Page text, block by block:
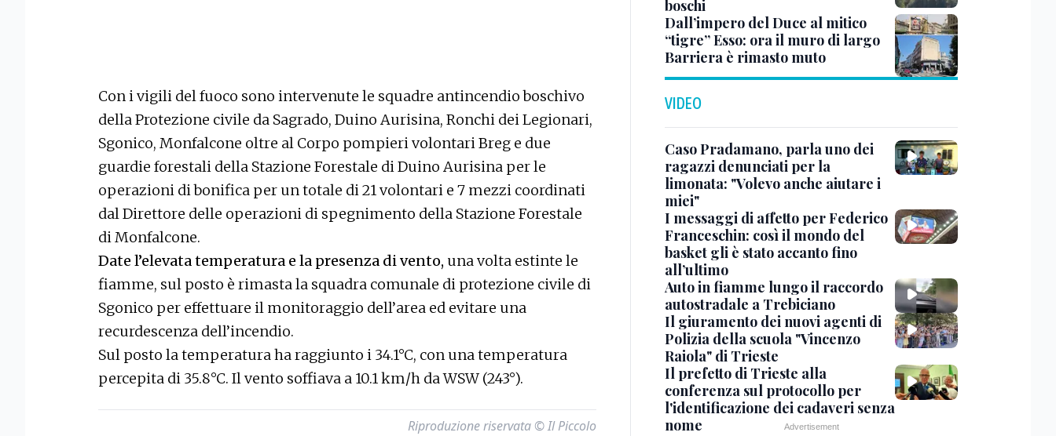
Con i vigili del fuoco sono intervenute le squadre antincendio boschivo
della Protezione civile da Sagrado, Duino Aurisina, Ronchi dei Legionari,
Sgonico, Monfalcone oltre al Corpo pompieri volontari Breg e due
guardie forestali della Stazione Forestale di Duino Aurisina per le
operazioni di bonifica per un totale di 21 volontari e 7 mezzi coordinati
dal Direttore delle operazioni di spegnimento della Stazione Forestale
di Monfalcone.
Date l’elevata temperatura e la presenza di vento, una volta estinte le
fiamme, sul posto è rimasta la squadra comunale di protezione civile di
Sgonico per effettuare il monitoraggio dell’area ed evitare una
recurdescenza dell’incendio.
Sul posto la temperatura ha raggiunto i 34.1°C, con una temperatura
percepita di 35.8°C. Il vento soffiava a 10.1 km/h da WSW (243°).
Riproduzione riservata © Il Piccolo
boschi
Dall’impero del Duce al mitico
“tigre” Esso: ora il muro di largo
Barriera è rimasto muto
VIDEO
Caso Pradamano, parla uno dei
ragazzi denunciati per la
limonata: "Volevo anche aiutare i
miei"
I messaggi di affetto per Federico
Franceschin: così il mondo del
basket gli è stato accanto fino
all’ultimo
Auto in fiamme lungo il raccordo
autostradale a Trebiciano
Il giuramento dei nuovi agenti di
Polizia della scuola "Vincenzo
Raiola" di Trieste
Il prefetto di Trieste alla
conferenza sul protocollo per
l'identificazione dei cadaveri senza
nome